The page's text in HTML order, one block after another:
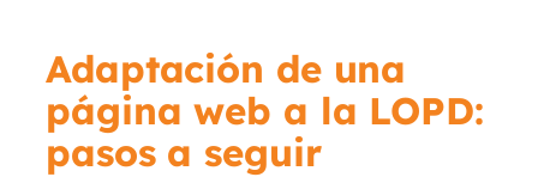
Adaptación de una
página web a la LOPD:
pasos a seguir